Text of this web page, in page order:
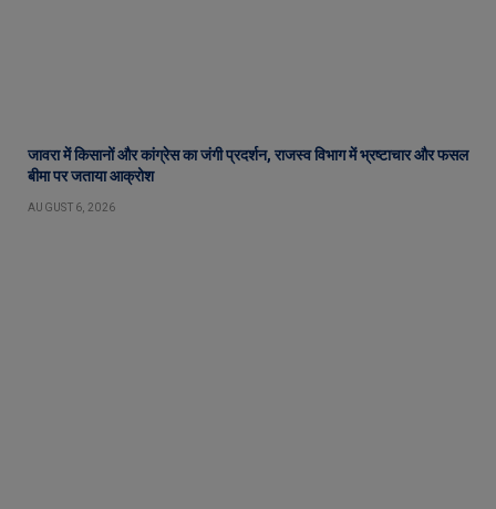
जावरा में किसानों और कांग्रेस का जंगी प्रदर्शन, राजस्व विभाग में भ्रष्टाचार और फसल
बीमा पर जताया आक्रोश
AUGUST 6, 2026